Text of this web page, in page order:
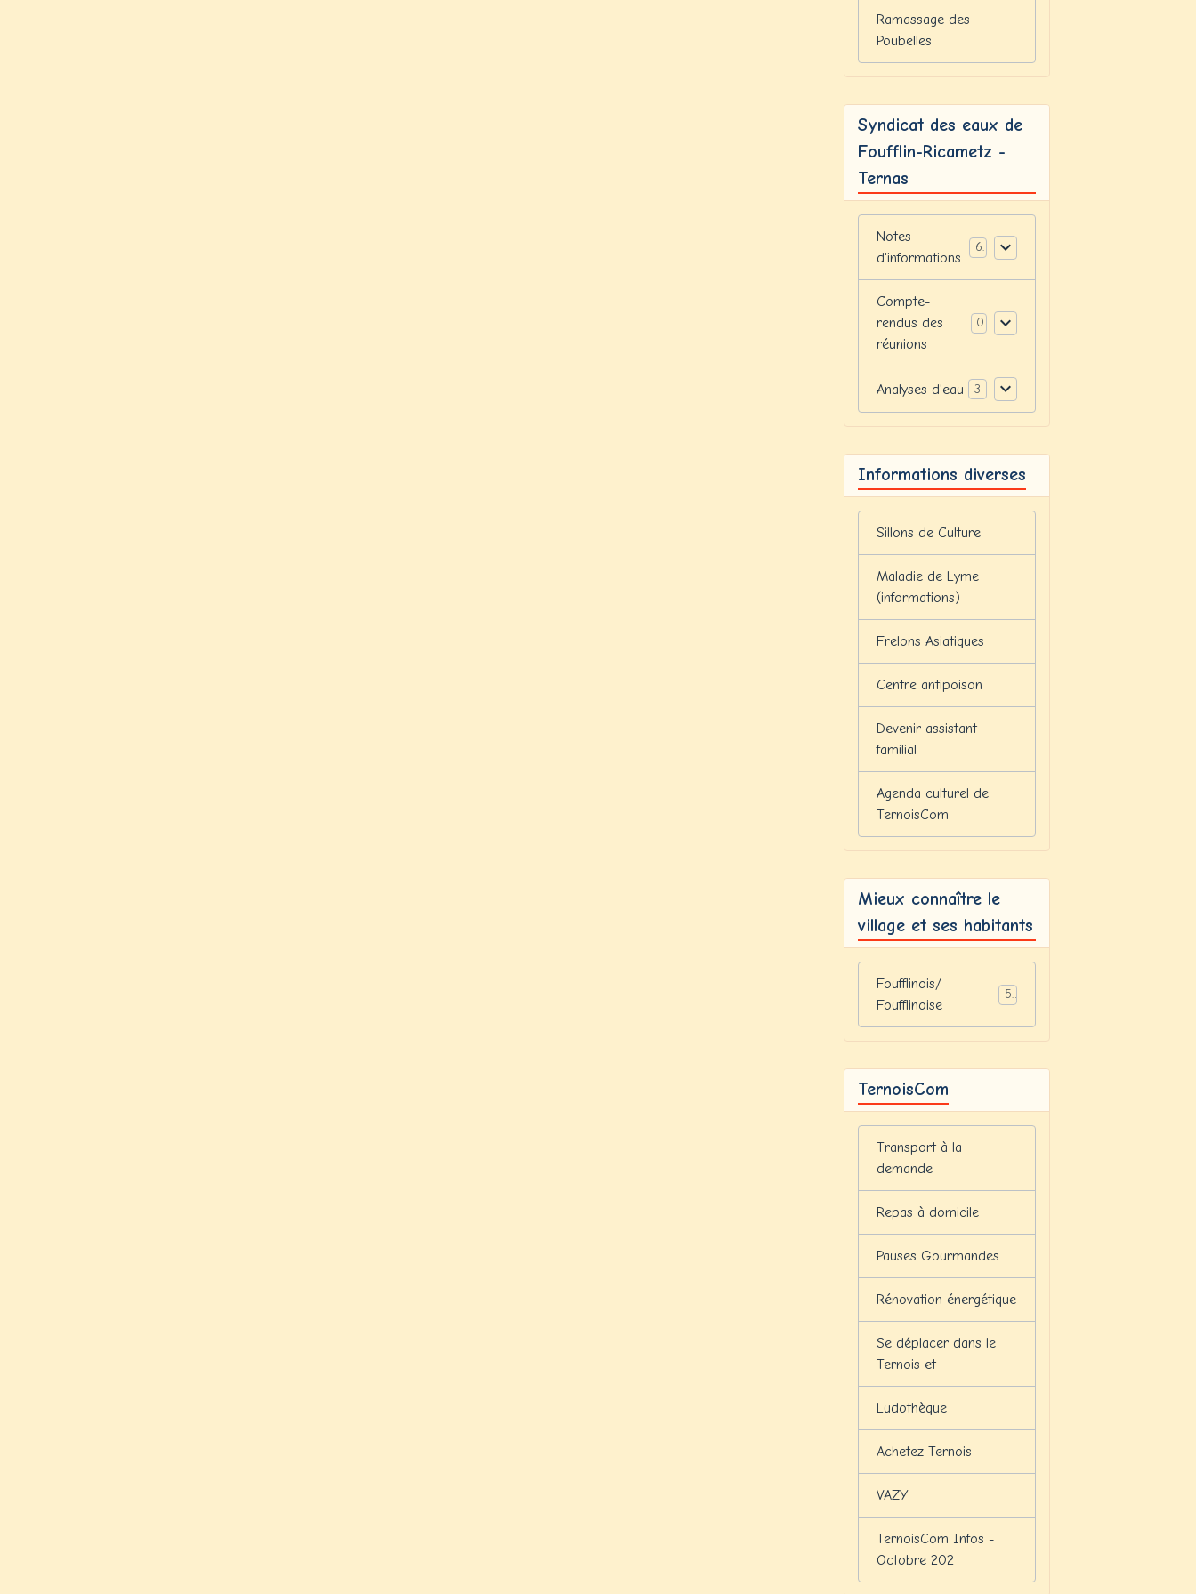
Ramassage des
Poubelles
Syndicat des eaux de
Foufflin-Ricametz -
Ternas
Notes
d'informations
6
Compte-
rendus des
réunions
0
Analyses d'eau 3
Informations diverses
Sillons de Culture
Maladie de Lyme
(informations)
Frelons Asiatiques
Centre antipoison
Devenir assistant
familial
Agenda culturel de
TernoisCom
Mieux connaître le
village et ses habitants
Foufflinois/
Foufflinoise
5
TernoisCom
Transport à la
demande
Repas à domicile
Pauses Gourmandes
Rénovation énergétique
Se déplacer dans le
Ternois et
Ludothèque
Achetez Ternois
VAZY
TernoisCom Infos -
Octobre 202